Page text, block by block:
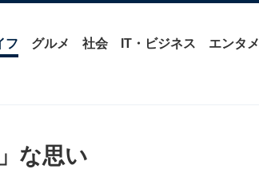
フ グルメ 社会 IT・ビジネス エンタメ
な思い